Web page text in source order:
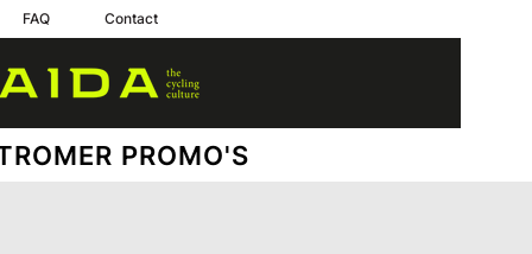
FAQ Contact
PROMO'S